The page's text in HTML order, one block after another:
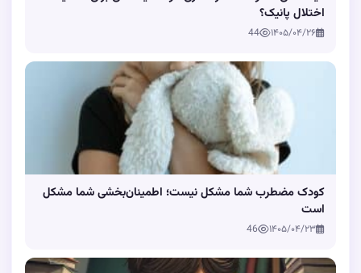
اختلال پانیک؟
۱۴۰۵/۰۴/۲۶ 44
کودک مضطرب شما مشکل نیست؛ اطمینان‌بخشی شما مشکل
است
۱۴۰۵/۰۴/۲۳ 46